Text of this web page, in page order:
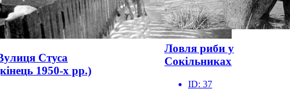
Стуса
1950-х рр.)
Ловля риби у
Сокільниках
ID: 37